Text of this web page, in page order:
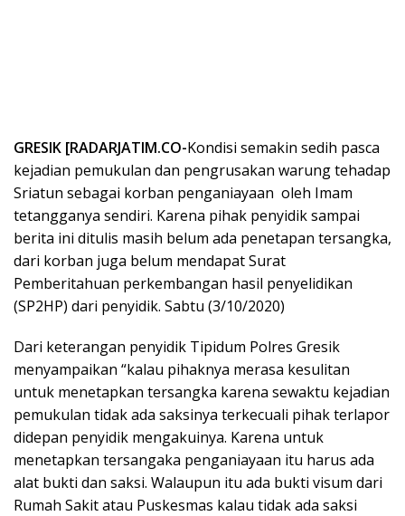
GRESIK [RADARJATIM.CO-Kondisi semakin sedih pasca
kejadian pemukulan dan pengrusakan warung tehadap
Sriatun sebagai korban penganiayaan oleh Imam
tetangganya sendiri. Karena pihak penyidik sampai
berita ini ditulis masih belum ada penetapan tersangka,
dari korban juga belum mendapat Surat
Pemberitahuan perkembangan hasil penyelidikan
(SP2HP) dari penyidik. Sabtu (3/10/2020)
Dari keterangan penyidik Tipidum Polres Gresik
menyampaikan “kalau pihaknya merasa kesulitan
untuk menetapkan tersangka karena sewaktu kejadian
pemukulan tidak ada saksinya terkecuali pihak terlapor
didepan penyidik mengakuinya. Karena untuk
menetapkan tersangaka penganiayaan itu harus ada
alat bukti dan saksi. Walaupun itu ada bukti visum dari
Rumah Sakit atau Puskesmas kalau tidak ada saksi